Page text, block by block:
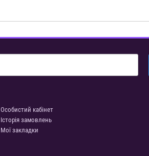
Особистий кабінет
Історія замовлень
Мої закладки